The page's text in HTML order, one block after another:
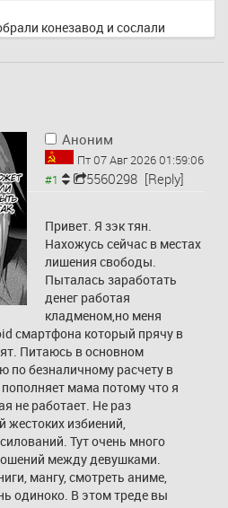
конезавод и сослали
Аноним
Пт 07 Авг 2026 01:59:06
5560298 [Reply]
Привет. Я зэк тян.
Нахожусь сейчас в местах
лишения свободы.
Пыталась заработать
денег работая
кладменом,но меня
смартфона который прячу в
Питаюсь в основном
по безналичному расчету в
мама потому что я
не работает. Не раз
жестоких избиений,
Тут очень много
между девушками.
мангу, смотреть аниме,
одиноко. В этом треде вы